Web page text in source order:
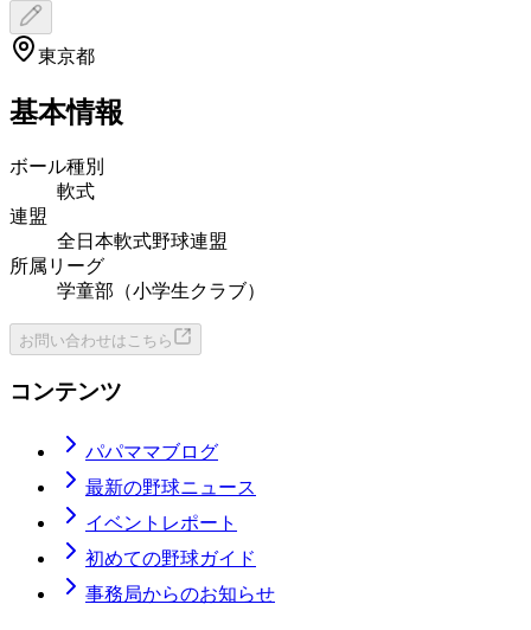
東京都
基本情報
ボール種別
軟式
連盟
全日本軟式野球連盟
所属リーグ
学童部（小学生クラブ）
お問い合わせはこちら
コンテンツ
パパママブログ
最新の野球ニュース
イベントレポート
初めての野球ガイド
事務局からのお知らせ